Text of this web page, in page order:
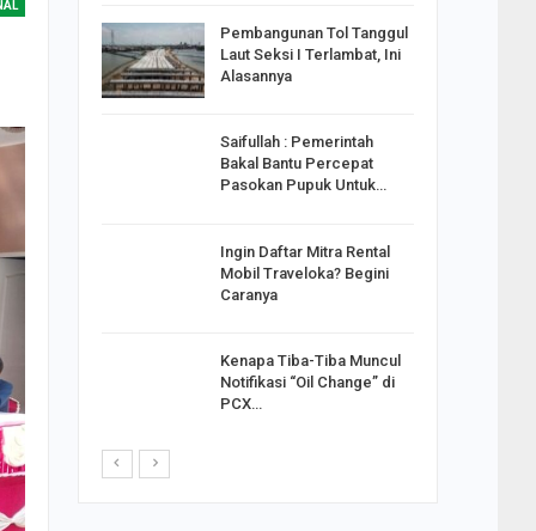
Jiwo
Ganjar
Pembangunan Tol Tanggul
Laut Seksi I Terlambat, Ini
Alasannya
Saifullah : Pemerintah
Bakal Bantu Percepat
Pasokan Pupuk Untuk…
Ingin Daftar Mitra Rental
Mobil Traveloka? Begini
Caranya
Kenapa Tiba-Tiba Muncul
Notifikasi “Oil Change” di
PCX…